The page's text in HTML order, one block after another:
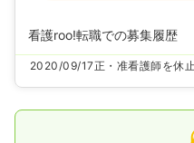
看護roo!転職での募集履歴
2020/09/17正・准看護師を休